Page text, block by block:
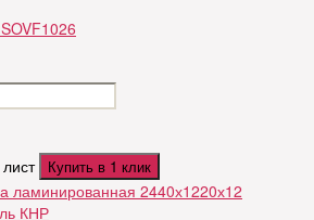
SOVF1026
Купить в 1 клик